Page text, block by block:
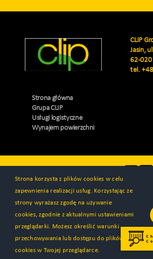
CLIP
Jasin,
62-020
tel.
Strona główna
Grupa CLIP
Usługi logistyczne
Wynajem powierzchni
© Wszystkie prawa zastrzeżone 2000 - 2026 |
Wykonanie Programa™
Strona korzysta z plików cookies w celu
zapewnienia realizacji usług. Korzystając ze
strony wyrażasz zgodę na używanie
cookies, zgodnie z aktualnymi ustawieniami
przeglądarki. Możesz określić warunki
przechowywania lub dostępu do plików
cookies w Twojej przeglądarce.